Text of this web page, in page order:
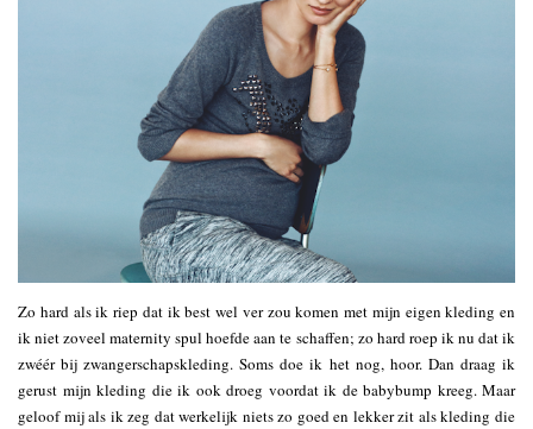
Zo hard als ik riep dat ik best wel ver zou komen met mijn eigen kleding en
ik niet zoveel maternity spul hoefde aan te schaffen; zo hard roep ik nu dat ik
zwéér bij zwangerschapskleding. Soms doe ik het nog, hoor. Dan draag ik
gerust mijn kleding die ik ook droeg voordat ik de babybump kreeg. Maar
geloof mij als ik zeg dat werkelijk niets zo goed en lekker zit als kleding die